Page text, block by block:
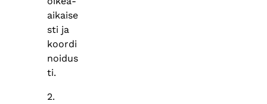
aikaise
sti ja
koordi
noidus
ti.
2.